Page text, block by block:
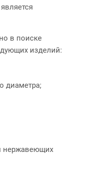
в поиске
изделий:
диаметра;
нержавеющих